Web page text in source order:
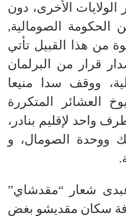
الأخرى، دون
الحكومة الصومالية,
من هذا القبيل تأتي
قرار من البرلمان
ووقف سدا منيعا
العشائر المتكررة
واحد لإقليم بنادر،
ووحدة الصومال، و
شعار “مقدشاي”
سكان مقديشو بغض